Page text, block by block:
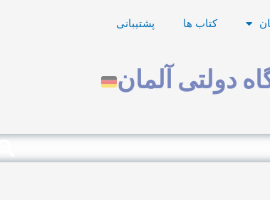
کتاب ها پشتیبانی
دولتی آلمان